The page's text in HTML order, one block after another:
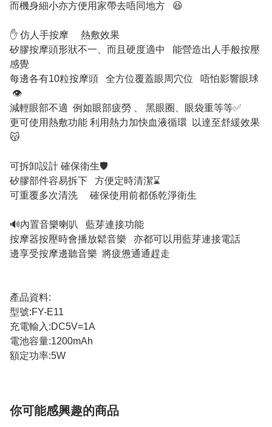
而機身細小亦方便用家帶去唔同地方 😆
✋ 仿人手按摩 熱敷效果
矽膠按摩頭形狀不一、而且硬度適中 能營造出人手般按壓
感覺
每邊各有10粒按摩頭 全方位覆蓋眼周穴位 唔怕影響眼球
👁
減輕眼部不適 例如眼部疲勞 、 黑眼圈、眼袋重等等✅
更可使用熱敷功能 利用熱力加快血液循環 以達至舒緩效果
😽
可拆卸設計 確保衛生🛡
矽膠部件容易拆下 方便定時清潔⌛
可重覆多次清洗 確保使用前都係乾淨衛生
🔊內置音樂喇叭 藍芽連接功能
按摩器按壓時會播放鬆音樂 亦都可以用藍芽連接電話
邊享受按摩邊聽音樂 將疲憊通通趕走
產品資料:
型號:FY-E11
充電輸入:DC5V=1A
電池容量:1200mAh
額定功率:5W
你可能感興趣的商品